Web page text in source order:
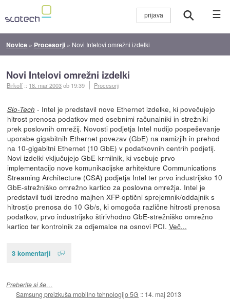
☰
Novice » Procesorji » Novi Intelovi omrežni izdelki
Novi Intelovi omrežni izdelki
Birkoff :: 18. mar 2003ob 19:39 Procesorji
Slo-Tech - Intel je predstavil nove Ethernet izdelke, ki povečujejo
hitrost prenosa podatkov med osebnimi računalniki in strežniki
prek poslovnih omrežij. Novosti podjetja Intel nudijo pospeševanje
uporabe gigabitnih Ethernet povezav (GbE) na namizjih in prehod
na 10-gigabitni Ethernet (10 GbE) v podatkovnih centrih podjetij.
Novi izdelki vključujejo GbE-krmilnik, ki vsebuje prvo
implementacijo nove komunikacijske arhitekture Communications
Streaming Architecture (CSA) podjetja Intel ter prvo industrijsko 10
GbE-strežniško omrežno kartico za poslovna omrežja. Intel je
predstavil tudi izredno majhen XFP-optični sprejemnik/oddajnik s
hitrostjo prenosa do 10 Gb/s, ki omogoča različne hitrosti prenosa
podatkov, prvo industrijsko štirivhodno GbE-strežniško omrežno
kartico ter kontrolnik za odjemalce na osnovi PCI. Več...
3 komentarji
Preberite si še…
Samsung preizkuša mobilno tehnologijo 5G :: 14. maj 2013